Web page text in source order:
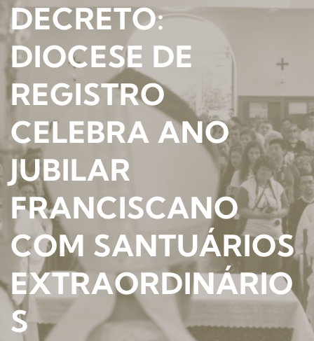
DECRETO:
DIOCESE DE
REGISTRO
CELEBRA ANO
JUBILAR
FRANCISCANO
COM SANTUÁRIOS
EXTRAORDINÁRIO
S